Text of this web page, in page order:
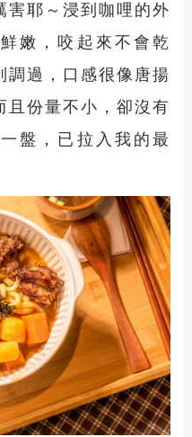
害耶～浸到咖哩的外
嫩，咬起來不會乾
調過，口感很像唐揚
且份量不小，卻沒有
盤，已拉入我的最